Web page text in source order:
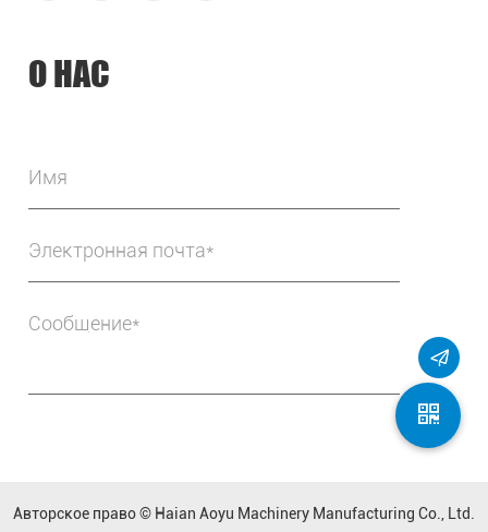
О НАС
Авторское право © Haian Aoyu Machinery Manufacturing Co., Ltd.